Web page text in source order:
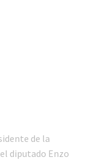
de la
diputado Enzo